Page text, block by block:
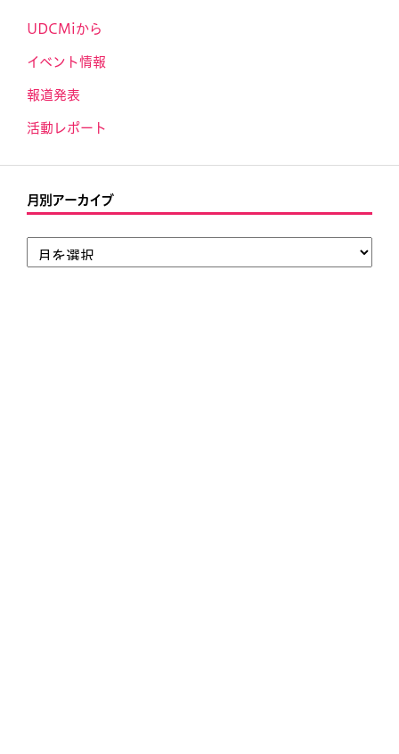
UDCMiから
イベント情報
報道発表
活動レポート
月別アーカイブ